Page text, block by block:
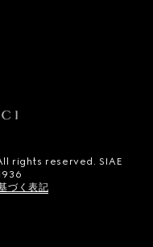
rights reserved. SIAE
づく表記